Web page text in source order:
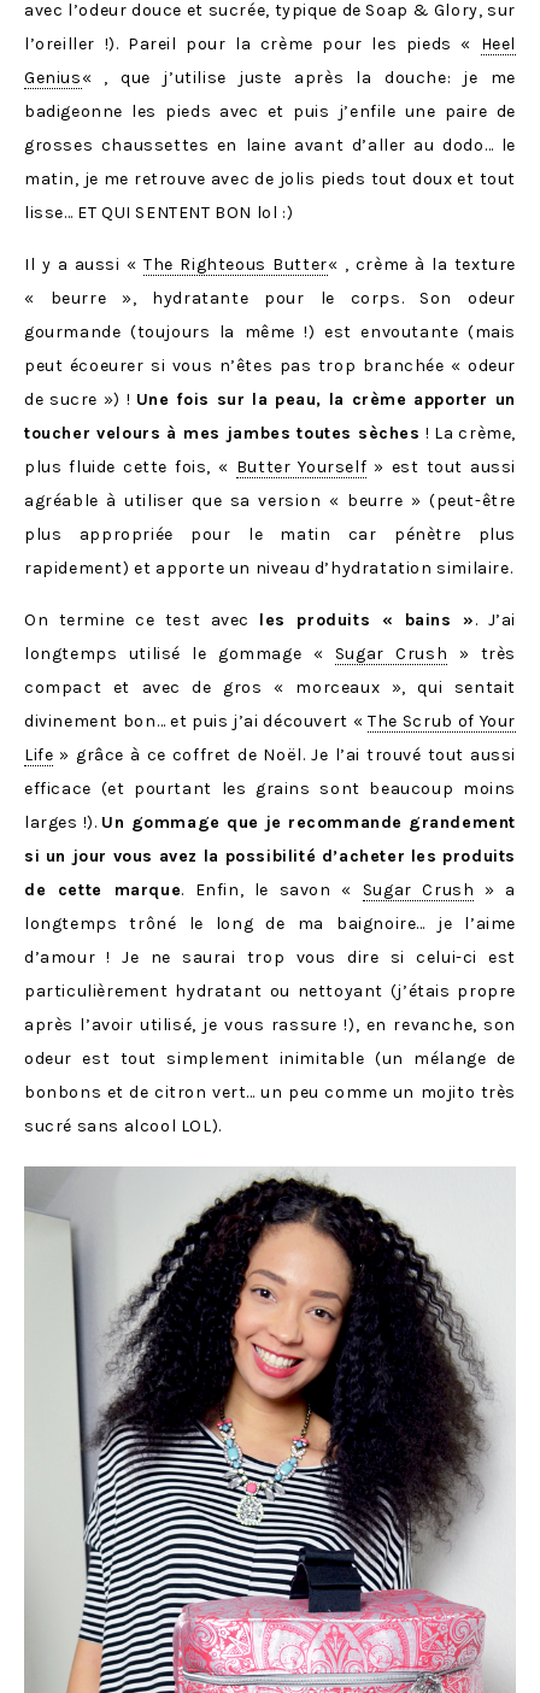
avec l’odeur douce et sucrée, typique de Soap & Glory, sur
l’oreiller !). Pareil pour la crème pour les pieds « Heel
Genius« , que j’utilise juste après la douche: je me
badigeonne les pieds avec et puis j’enfile une paire de
grosses chaussettes en laine avant d’aller au dodo… le
matin, je me retrouve avec de jolis pieds tout doux et tout
lisse… ET QUI SENTENT BON lol :)
Il y a aussi «The Righteous Butter« , crème à la texture
« beurre », hydratante pour le corps. Son odeur
gourmande (toujours la même !) est envoutante (mais
peut écoeurer si vous n’êtes pas trop branchée « odeur
de sucre ») ! Une fois sur la peau, la crème apporter un
toucher velours à mes jambes toutes sèches ! La crème,
plus fluide cette fois, « Butter Yourself » est tout aussi
agréable à utiliser que sa version « beurre » (peut-être
plus appropriée pour le matin car pénètre plus
rapidement) et apporte un niveau d’hydratation similaire.
On termine ce test avec les produits « bains ». J’ai
longtemps utilisé le gommage « Sugar Crush » très
compact et avec de gros « morceaux », qui sentait
divinement bon… et puis j’ai découvert «The Scrub of Your
Life » grâce à ce coffret de Noël. Je l’ai trouvé tout aussi
efficace (et pourtant les grains sont beaucoup moins
larges !). Un gommage que je recommande grandement
si un jour vous avez la possibilité d’acheter les produits
de cette marque. Enfin, le savon « Sugar Crush » a
longtemps trôné le long de ma baignoire… je l’aime
d’amour ! Je ne saurai trop vous dire si celui-ci est
particulièrement hydratant ou nettoyant (j’étais propre
après l’avoir utilisé, je vous rassure !), en revanche, son
odeur est tout simplement inimitable (un mélange de
bonbons et de citron vert… un peu comme un mojito très
sucré sans alcool LOL).